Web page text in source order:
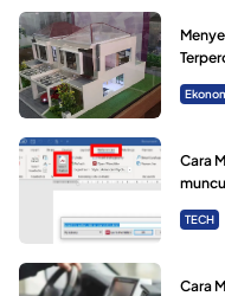
Cara
TECH
Cara